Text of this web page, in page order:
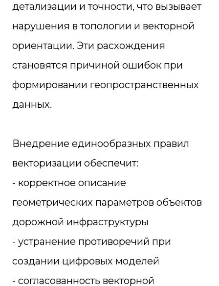
детализации и точности, что вызывает
нарушения в топологии и векторной
ориентации. Эти расхождения
становятся причиной ошибок при
формировании геопространственных
данных.
Внедрение единообразных правил
векторизации обеспечит:
- корректное описание
геометрических параметров объектов
дорожной инфраструктуры
- устранение противоречий при
создании цифровых моделей
- согласованность векторной